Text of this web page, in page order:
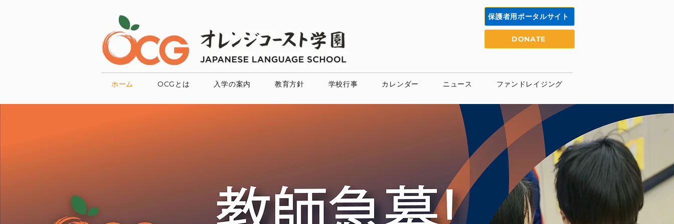
保護者用ポータルサイト
DONATE
ホーム OCGとは 入学の案内 教育方針 学校行事 カレンダー ニュース ファンドレイジング